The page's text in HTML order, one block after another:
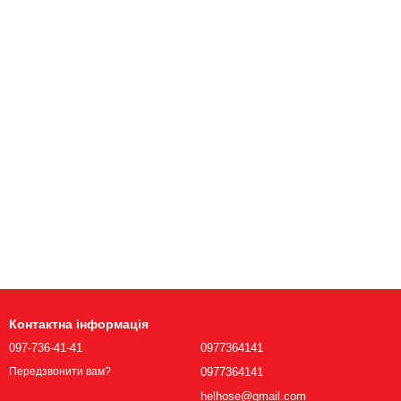
Контактна інформація
097-736-41-41
Передзвонити вам?
0977364141
0977364141
helhose@gmail.com